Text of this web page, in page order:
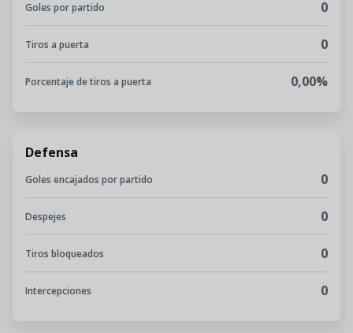
Goles por partido 0
Tiros a puerta 0
Porcentaje de tiros a puerta 0,00%
Defensa
Goles encajados por partido 0
Despejes 0
Tiros bloqueados 0
Intercepciones 0